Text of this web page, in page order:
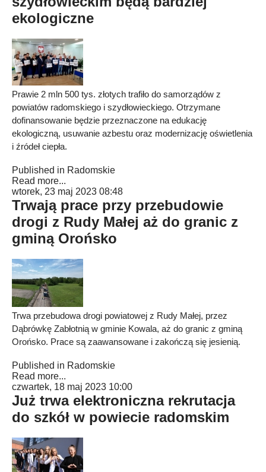
ekologiczne
Prawie 2 mln 500 tys. złotych trafiło do samorządów z
powiatów radomskiego i szydłowieckiego. Otrzymane
dofinansowanie będzie przeznaczone na edukację
ekologiczną, usuwanie azbestu oraz modernizację oświetlenia
i źródeł ciepła.
Published in Radomskie
Read more...
wtorek, 23 maj 2023 08:48
Trwają prace przy przebudowie
drogi z Rudy Małej aż do granic z
gminą Orońsko
Trwa przebudowa drogi powiatowej z Rudy Małej, przez
Dąbrówkę Zabłotnią w gminie Kowala, aż do granic z gminą
Orońsko. Prace są zaawansowane i zakończą się jesienią.
Published in Radomskie
Read more...
czwartek, 18 maj 2023 10:00
Już trwa elektroniczna rekrutacja
do szkół w powiecie radomskim